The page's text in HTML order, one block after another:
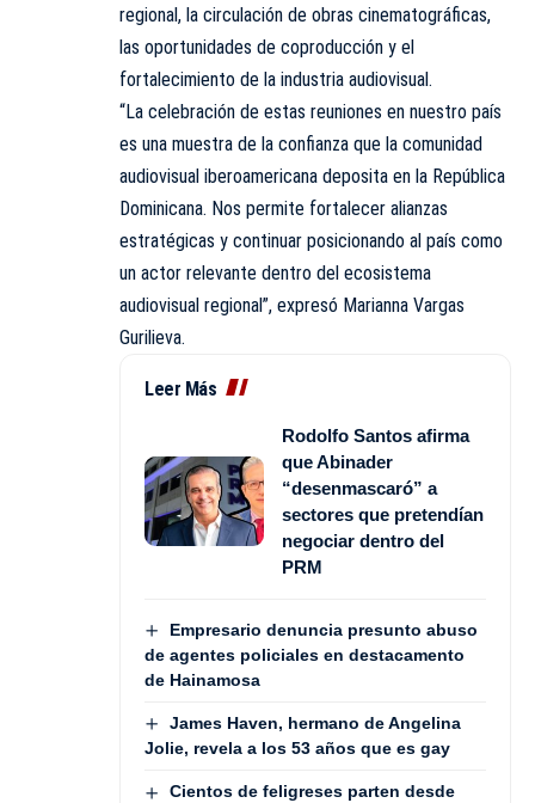
regional, la circulación de obras cinematográficas,
las oportunidades de coproducción y el
fortalecimiento de la industria audiovisual.
“La celebración de estas reuniones en nuestro país
es una muestra de la confianza que la comunidad
audiovisual iberoamericana deposita en la República
Dominicana. Nos permite fortalecer alianzas
estratégicas y continuar posicionando al país como
un actor relevante dentro del ecosistema
audiovisual regional”, expresó Marianna Vargas
Gurilieva.
Leer Más
Rodolfo Santos afirma
que Abinader
“desenmascaró” a
sectores que pretendían
negociar dentro del
PRM
Empresario denuncia presunto abuso
de agentes policiales en destacamento
de Hainamosa
James Haven, hermano de Angelina
Jolie, revela a los 53 años que es gay
Cientos de feligreses parten desde